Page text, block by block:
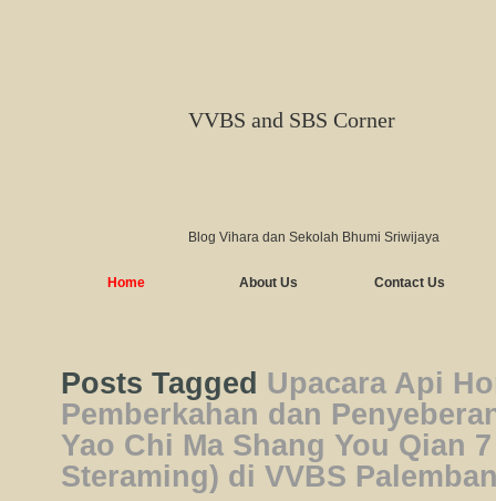
VVBS and SBS Corner
Blog Vihara dan Sekolah Bhumi Sriwijaya
Home About Us Contact Us
Posts Tagged Upacara Api
Pemberkahan dan
Yao Chi Ma Shang You Qian
Steraming) di VVBS